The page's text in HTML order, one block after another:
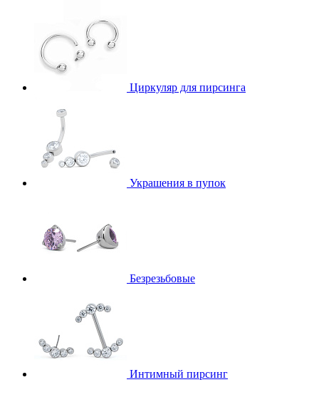
Циркуляр для пирсинга
Украшения в пупок
Безрезьбовые
Интимный пирсинг